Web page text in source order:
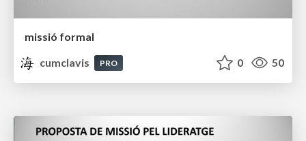
missió formal
cumclavis
PRO 0 50